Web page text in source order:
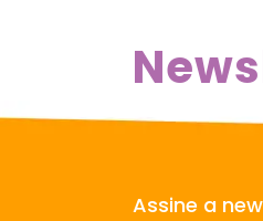
Assine a